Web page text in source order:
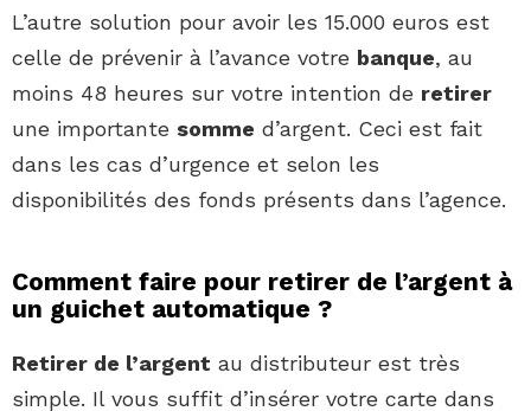
L’autre solution pour avoir les 15.000 euros est
celle de prévenir à l’avance votre banque, au
moins 48 heures sur votre intention de retirer
une importante somme d’argent. Ceci est fait
dans les cas d’urgence et selon les
disponibilités des fonds présents dans l’agence.
Comment faire pour retirer de l’argent à
un guichet automatique ?
Retirer de l’argent au distributeur est très
simple. Il vous suffit d’insérer votre carte dans